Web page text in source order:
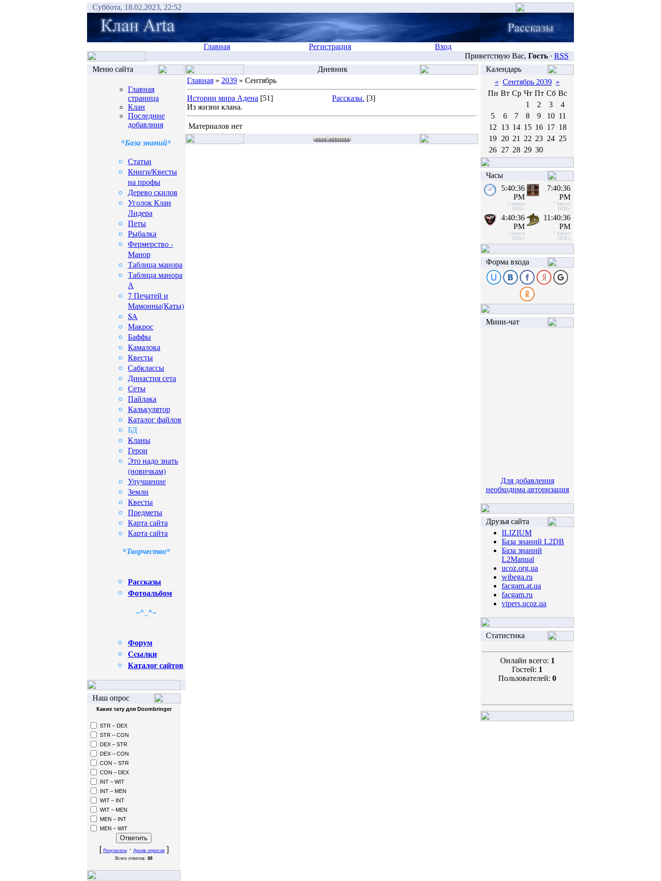
Суббота, 18.02.2023, 22:52
Главная Регистрация
Вход
Приветствую Вас, Гость · RSS
Меню сайта
Главная
страница
Клан
Последние
добавлния
*База знаний*
Статьи
Книги/Квесты
на профы
Дерево скилов
Уголок Клан
Лидера
Петы
Рыбалка
Фермерство -
Манор
Таблица манора
Таблица манора
А
7 Печатей и
Мамонны(Каты)
SA
Макрос
Баффы
Камалока
Квесты
Сабклассы
Династия сета
Сеты
Пайлака
Калькулятор
Каталог файлов
БД
Кланы
Герои
Это надо знать
(новичкам)
Улучшение
Земли
Квесты
Предметы
Карта сайта
Карта сайта
*Творчество*
Рассказы
Фотоальбом
~^_^~
Форум
Сcылки
Каталог сайтов
Наш опрос
Какие тату для Doombringer
STR – DEX
STR – CON
DEX – STR
DEX – CON
CON – STR
CON – DEX
INT – WIT
INT – MEN
WIT – INT
WIT – MEN
MEN – INT
MEN – WIT
[ Результаты· Архив опросов]
Всего ответов: 88
Дневник
Главная » 2039 » Сентябрь
Истории мира Адена [51]
Из жизни клана.
Рассказы. [3]
Материалов нет
Календарь
« Сентябрь 2039 »
Пн Вт Ср Чт Пт Сб Вс
1
2 3
4
5
6 7 8 9 10 11
12
13 14 15 16 17 18
19 20 21 22 23 24 25
26 27 28 29 30
Часы
5:40:36
PM
7 Август
2026 г
7:40:36
PM
7 Август
2026 г
4:40:36
PM
7 Август
2026 г
11:40:36
PM
7 Август
2026 г
Форма входа
Мини-чат
Для добавления
необходима авторизация
Друзья сайта
ILIZIUM
База знаний L2DB
База знаний
L2Manual
ucoz.org.ua
wibega.ru
facgam.at.ua
facgam.ru
vipers.ucoz.ua
Статистика
Онлайн всего: 1
Гостей: 1
Пользователей: 0